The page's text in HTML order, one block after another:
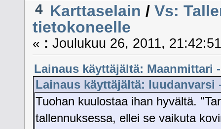
4 Karttaselain /Vs:
tietokoneelle
« : Joulukuu 26, 2011,
Lainaus käyttäjältä: Maanmittari
Lainaus käyttäjältä: luudanvarsi
Tuohan kuulostaa ihan hyvältä.
tallennuksessa, ellei se vaikuta